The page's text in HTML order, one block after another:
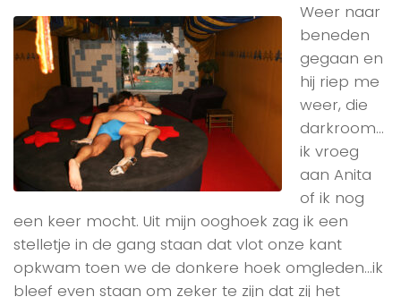
Weer naar
beneden
gegaan en
hij riep me
weer, die
darkroom…
ik vroeg
aan Anita
of ik nog
een keer mocht. Uit mijn ooghoek zag ik een
stelletje in de gang staan dat vlot onze kant
opkwam toen we de donkere hoek omgleden…ik
bleef even staan om zeker te zijn dat zij het